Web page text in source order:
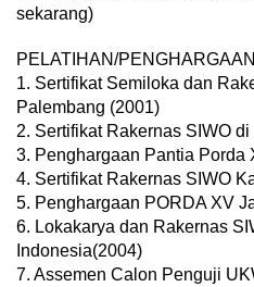
sekarang)
PELATIHAN/
1. Sertifikat Semiloka dan
Palembang (2001)
2. Sertifikat Rakernas SIWO di
3. Penghargaan Pantia Porda
4. Sertifikat Rakernas SIWO
5. Penghargaan PORDA XV
6. Lokakarya dan Rakernas
Indonesia(2004)
7. Assemen Calon Penguji